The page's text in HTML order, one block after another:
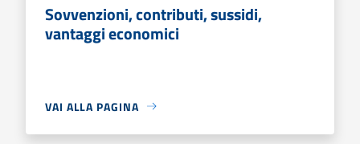
Sovvenzioni, contributi, sussidi,
vantaggi economici
VAI ALLA PAGINA